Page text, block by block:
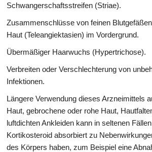
Schwangerschaftsstreifen (Striae).
Zusammenschlüsse von feinen
Haut (Teleangiektasien) im Vordergrund.
Übermäßiger Haarwuchs (Hypertrichose).
Verbreiten oder Verschlechterung von
Infektionen.
Längere Verwendung dieses Arzneimittels
Haut, gebrochene oder rohe Haut,
luftdichten Ankleiden kann in seltenen
Kortikosteroid absorbiert zu
des Körpers haben, zum Beispiel eine